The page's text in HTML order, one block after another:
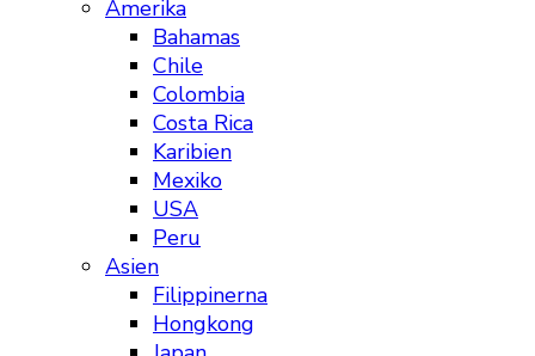
Amerika
Bahamas
Chile
Colombia
Costa Rica
Karibien
Mexiko
USA
Peru
Asien
Filippinerna
Hongkong